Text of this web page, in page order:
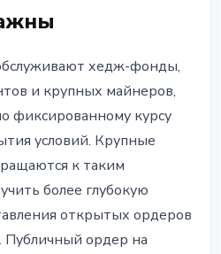
хедж-фонды,
и крупных майнеров,
фиксированному курсу
условий. Крупные
к таким
более глубокую
открытых ордеров
Публичный ордер на